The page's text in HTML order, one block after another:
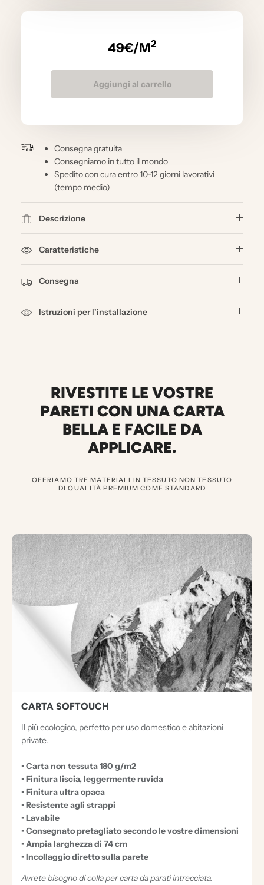
49€/M2
Aggiungi al carrello
Consegna gratuita
Consegniamo in tutto il mondo
Spedito con cura entro 10-12 giorni lavorativi
(tempo medio)
Descrizione
Caratteristiche
Consegna
Istruzioni per l'installazione
RIVESTITE LE VOSTRE
PARETI CON UNA CARTA
BELLA E FACILE DA
APPLICARE.
OFFRIAMO TRE MATERIALI IN TESSUTO NON TESSUTO
DI QUALITÀ PREMIUM COME STANDARD
3
D
O
C
U
O
N
CARTA SOFTOUCH
Il più ecologico, perfetto per uso domestico e abitazioni
private.
• Carta non tessuta 180 g/m2
• Finitura liscia, leggermente ruvida
• Finitura ultra opaca
• Resistente agli strappi
• Lavabile
• Consegnato pretagliato secondo le vostre dimensioni
• Ampia larghezza di 74 cm
• Incollaggio diretto sulla parete
Avrete bisogno di colla per carta da parati intrecciata.